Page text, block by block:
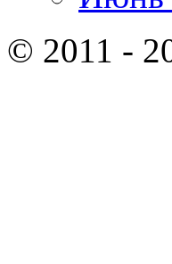
© 2011 -